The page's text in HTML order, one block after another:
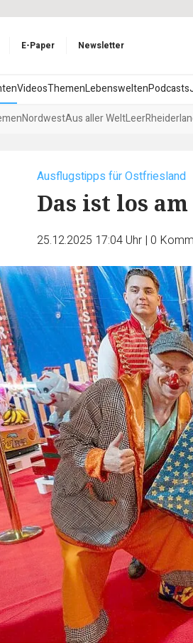
E-Paper Newsletter
VideosThemenLebensweltenPodcasts
NordwestAus aller WeltLeer
Ausflugstipps für Ostfriesland
Das ist los
25.12.2025 17:04 Uhr | 0